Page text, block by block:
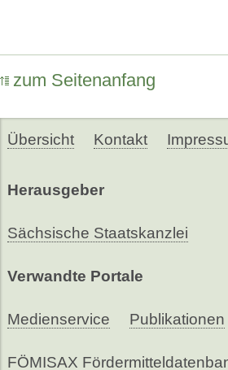
zum Seitenanfang
Übersicht Kontakt
Herausgeber
Sächsische Staatskanzlei
Verwandte Portale
Medienservice Publikationen
FÖMISAX